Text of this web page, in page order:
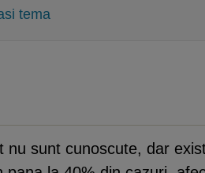
tema
nu sunt cunoscute, dar